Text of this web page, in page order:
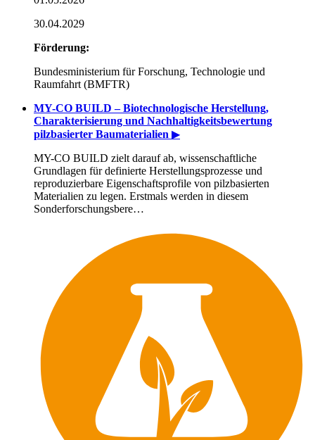
30.04.2029
Förderung:
Bundesministerium für Forschung, Technologie und
Raumfahrt (BMFTR)
MY-CO BUILD – Biotechnologische Herstellung,
Charakterisierung und Nachhaltigkeitsbewertung
pilzbasierter Baumaterialien ▶
MY-CO BUILD zielt darauf ab, wissenschaftliche
Grundlagen für definierte Herstellungsprozesse und
reproduzierbare Eigenschaftsprofile von pilzbasierten
Materialien zu legen. Erstmals werden in diesem
Sonderforschungsbere…